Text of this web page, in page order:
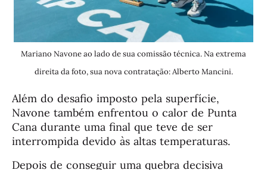
Mariano Navone ao lado de sua comissão técnica. Na extrema
direita da foto, sua nova contratação: Alberto Mancini.
Além do desafio imposto pela superfície,
Navone também enfrentou o calor de Punta
Cana durante uma final que teve de ser
interrompida devido às altas temperaturas.
Depois de conseguir uma quebra decisiva